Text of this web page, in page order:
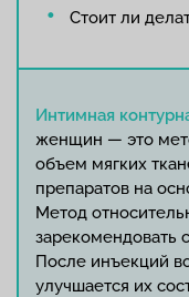
Стоит ли
Интимная
женщин — это
объем мягких
препаратов на
Метод
зарекомендовать
После инъекций
улучшается их